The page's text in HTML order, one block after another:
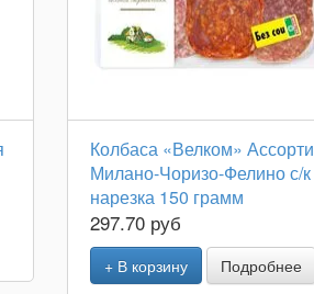
Колбаса «Велком» Ассорти
Милано-Чоризо-Фелино с/к
нарезка 150 грамм
297.70 руб
+ В корзину Подробнее